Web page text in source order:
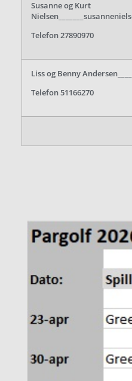
Susanne og Kurt
Telefon 27890970
Liss og Benny
Telefon 51166270